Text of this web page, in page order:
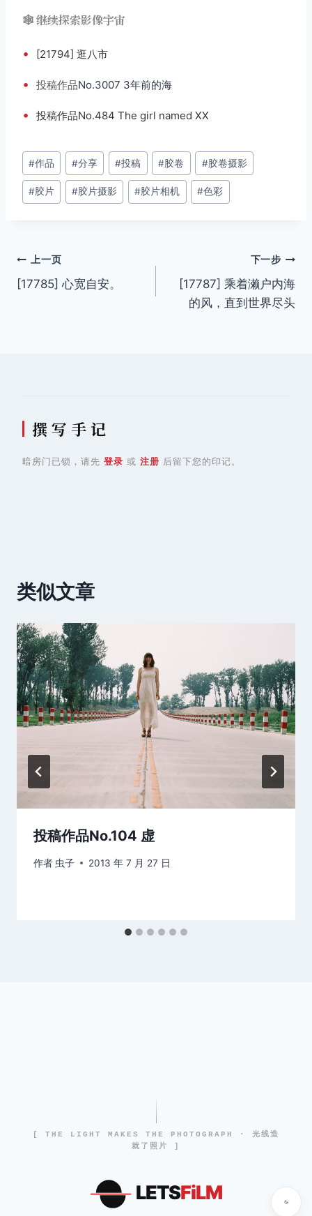
🕸️ 继续探索影像宇宙
• [21794] 逛八市
• 投稿作品No.3007 3年前的海
• 投稿作品No.484 The girl named XX
文
章
标
#作品 #分享 #投稿 #胶卷 #胶卷摄影
#胶片 #胶片摄影 #胶片相机 #色彩
文
章
上一页
[17785] 心宽自安。 ​​​​
下一步
[17787] 乘着濑户内海
的风，直到世界尽头
撰 写 手 记
暗房门已锁，请先 登录 或 注册 后留下您的印记。
类似文章
投稿作品No.104 虚
作者 虫子 2013 年 7 月 27 日
[ THE LIGHT MAKES THE PHOTOGRAPH · 光线造
就了照片 ]
LETSFiLM